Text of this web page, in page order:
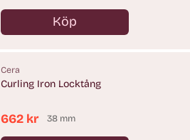
pris
Köp
Antal
Cera
Curling Iron Locktång
662 kr 38 mm